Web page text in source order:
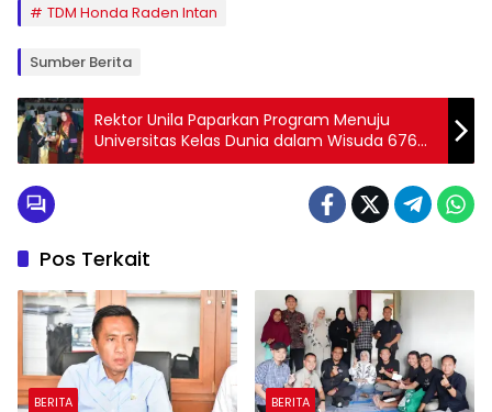
TDM Honda Raden Intan
Sumber Berita
Rektor Unila Paparkan Program Menuju
Universitas Kelas Dunia dalam Wisuda 676
Mahasiswa Periode II 2024
Pos Terkait
BERITA BERITA